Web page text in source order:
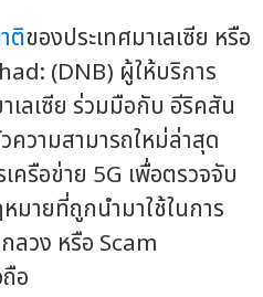
ติของประเทศมาเลเซีย หรือ
(DNB) ผู้ให้บริการ
เลเซีย ร่วมมือกับ อีริคสัน
ความสามารถใหม่ล่าสุด
ครือข่าย 5G เพื่อตรวจจับ
ายที่ถูกนำมาใช้ในการ
ลวง หรือ Scam
อ